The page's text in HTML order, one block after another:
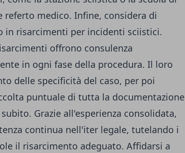
referto medico. Infine, considera di
in risarcimenti per incidenti sciistici.
offrono consulenza
in ogni fase della procedura. Il loro
delle specificità del caso, per poi
puntuale di tutta la documentazione
Grazie all'esperienza consolidata,
continua nell'iter legale, tutelando i
il risarcimento adeguato. Affidarsi a